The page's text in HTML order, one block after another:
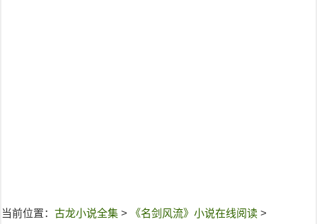
当前位置： 古龙小说全集 > 《名剑风流》小说在线阅读 >